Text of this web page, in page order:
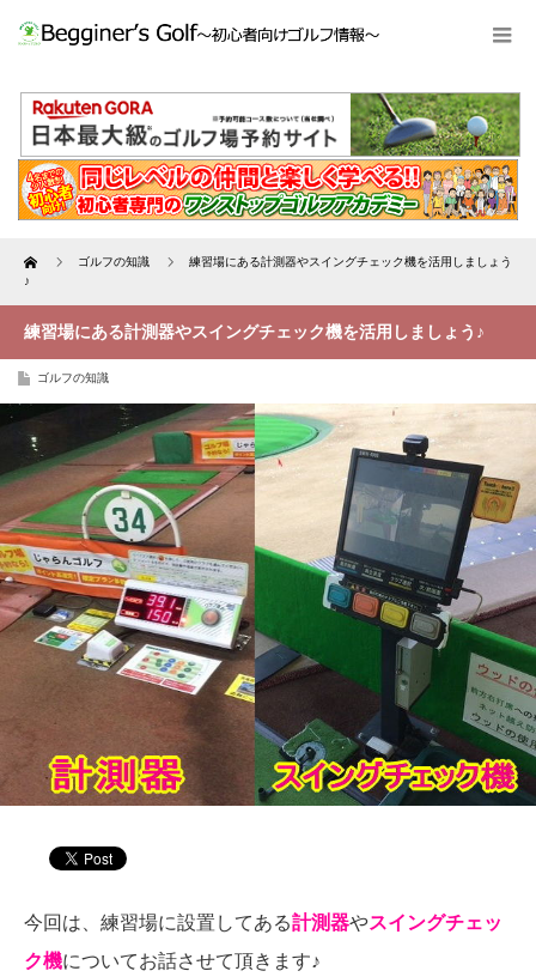
Home ゴルフの知識
練習場にある計測器やスイングチェック機を活用しましょう
♪
練習場にある計測器やスイングチェック機を活用しましょう♪
ゴルフの知識
今回は、練習場に設置してある計測器やスイングチェッ
ク機についてお話させて頂きます♪